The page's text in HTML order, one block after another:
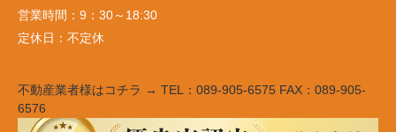
営業時間： 9：30～18:30
定休日： 不定休
不動産業者様はコチラ → TEL：089-905-6575 FAX：089-905-
6576